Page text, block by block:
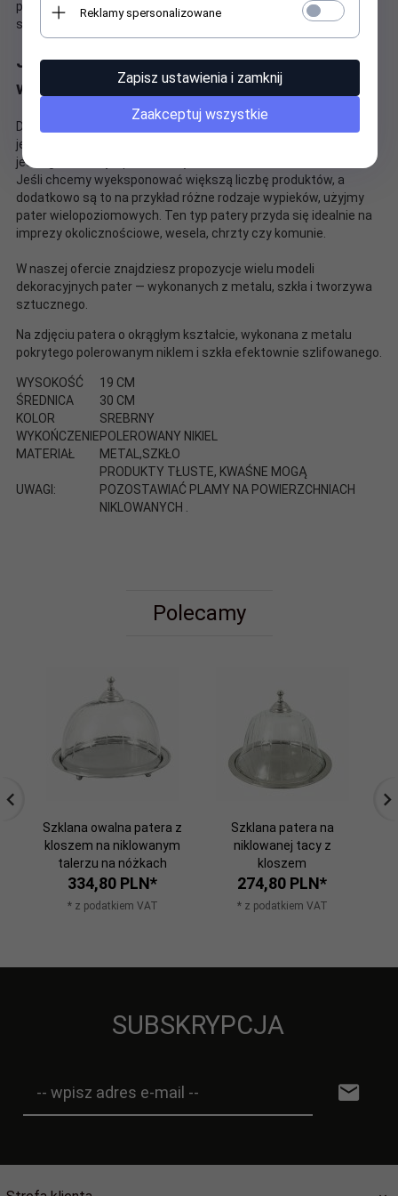
produktów. W naszej ofercie znajdują się patery o rozmaitych
stylach, charakterach i kształtach.
Jaką paterę wybrać — jedno czy
wielopoziomową?
Do serwowania tortów najlepiej przyda się patera obrotowa o
jednym poziomie. W pomieszczeniach, gdzie dostęp do patery
jest ograniczony, sprawdzi się ona idealnie.
Jeśli chcemy wyeksponować większą liczbę produktów, a
dodatkowo są to na przykład różne rodzaje wypieków, użyjmy
pater wielopoziomowych. Ten typ patery przyda się idealnie na
imprezy okolicznościowe, wesela, chrzty czy komunie.
W naszej ofercie znajdziesz propozycje wielu modeli
dekoracyjnych pater — wykonanych z metalu, szkła i tworzywa
sztucznego.
Na zdjęciu patera o okrągłym kształcie, wykonana z metalu
pokrytego polerowanym niklem i szkła efektownie szlifowanego.
WYSOKOŚĆ
19 CM
ŚREDNICA
30 CM
KOLOR
SREBRNY
WYKOŃCZENIEPOLEROWANY NIKIEL
MATERIAŁ
METAL,SZKŁO
UWAGI:
PRODUKTY TŁUSTE, KWAŚNE MOGĄ
POZOSTAWIAĆ PLAMY NA POWIERZCHNIACH
NIKLOWANYCH .
Polecamy
Szklana owalna patera z
kloszem na niklowanym
talerzu na nóżkach
334,80 PLN*
* z podatkiem VAT
Szklana patera na
niklowanej tacy z
kloszem
274,80 PLN*
* z podatkiem VAT
SUBSKRYPCJA
-- wpisz adres e-mail --
Reklamy spersonalizowane
Zapisz ustawienia i zamknij
Zaakceptuj wszystkie